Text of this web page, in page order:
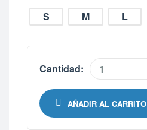
S M L
Cantidad:
AÑADIR AL CARRITO